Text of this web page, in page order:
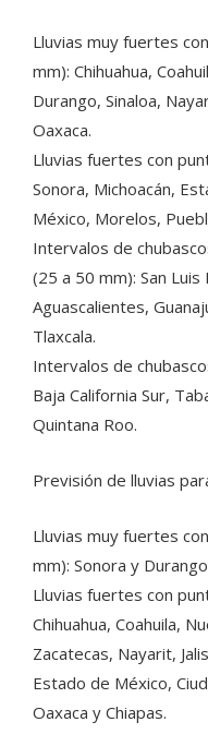
Lluvias muy fuertes
mm): Chihuahua,
Durango, Sinaloa,
Oaxaca.
Lluvias fuertes con
Sonora, Michoacán,
México, Morelos,
Intervalos de
(25 a 50 mm): San
Aguascalientes,
Tlaxcala.
Intervalos de
Baja California Sur,
Quintana Roo.
Previsión de lluvias
Lluvias muy fuertes
mm): Sonora y
Lluvias fuertes con
Chihuahua, Coahuila,
Zacatecas, Nayarit,
Estado de México,
Oaxaca y Chiapas.